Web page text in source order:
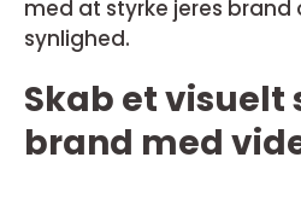
med at styrke jeres brand
synlighed.
Skab et
brand med